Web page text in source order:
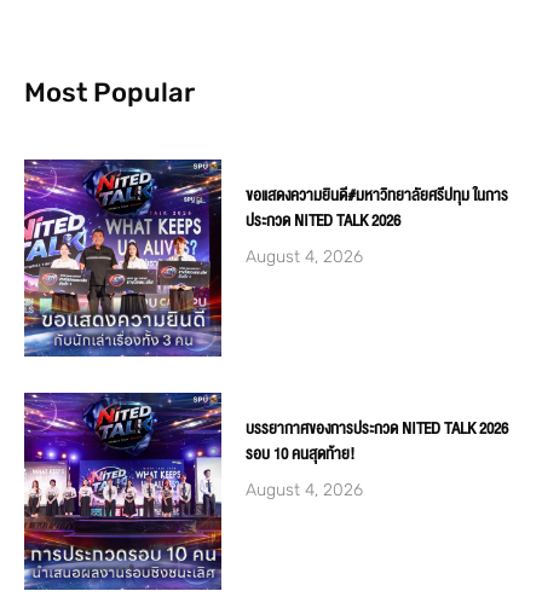
Most Popular
ขอแสดงความยินดี#มหาวิทยาลัยศรีปทุม ในการ
ประกวด NITED TALK 2026
August 4, 2026
บรรยากาศของการประกวด NITED TALK 2026
รอบ 10 คนสุดท้าย!
August 4, 2026